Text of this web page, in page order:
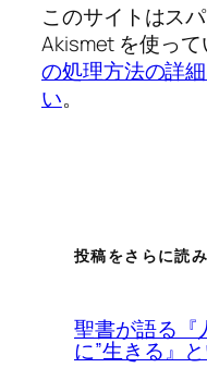
このサイトはス
Akismet を使って
の処理方法の詳
い。
投稿をさらに読
聖書が語る『
に”生きる』